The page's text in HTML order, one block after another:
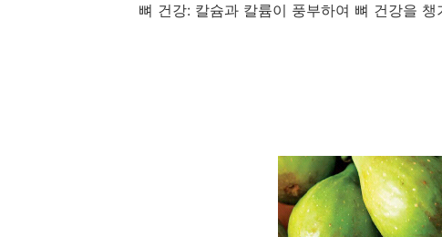
뼈 건강: 칼슘과 칼륨이 풍부하여 뼈 건강을